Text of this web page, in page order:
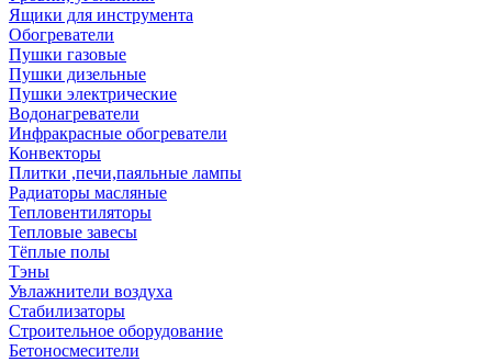
Ящики для инструмента
Обогреватели
Пушки газовые
Пушки дизельные
Пушки электрические
Водонагреватели
Инфракрасные обогреватели
Конвекторы
Плитки ,печи,паяльные лампы
Радиаторы масляные
Тепловентиляторы
Тепловые завесы
Тёплые полы
Тэны
Увлажнители воздуха
Стабилизаторы
Строительное оборудование
Бетоносмесители